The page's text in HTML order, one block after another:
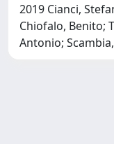
2019 Cianci,
Chiofalo, Benito;
Antonio;